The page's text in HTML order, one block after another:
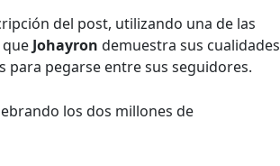
del post, utilizando una de las
Johayron demuestra sus cualidades
pegarse entre sus seguidores.
los dos millones de